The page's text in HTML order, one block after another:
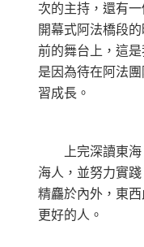
次的主持，還有
開幕式阿法橋段
前的舞台上，這
是因為待在阿法
習成長。
上完深讀東海
海人，並努力實
精麤於內外，東
更好的人。